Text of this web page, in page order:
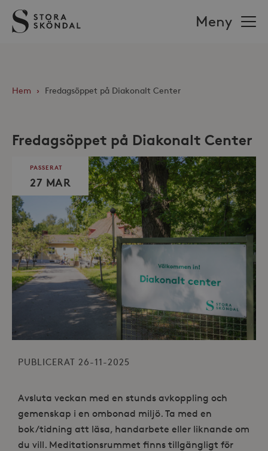
Stora
Sköndal
Meny
Hem › Fredagsöppet på Diakonalt Center
Fredagsöppet på Diakonalt Center
PASSERAT
27 MAR
PUBLICERAT 26-11-2025
Avsluta veckan med en stunds avkoppling och
gemenskap i en ombonad miljö. Ta med en
bok/tidning att läsa, handarbete eller liknande om
du vill. Meditationsrummet finns tillgängligt för